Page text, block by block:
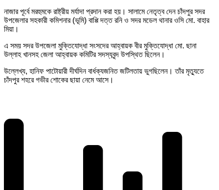
নাজার পূর্বে মরহুমকে রাষ্ট্রীয় মর্যাদা প্রদান করা হয়। সালামে নেতৃত্ব দেন চাঁদপুর সদর
উপজেলার সহকারী কমিশনার (ভূমি) বাপ্পি দত্ত রনি ও সদর মডেল থানার ওসি মো. বাহার
মিয়া।
এ সময় সদর উপজেলা মুক্তিযোদ্ধা সংসদের আহ্বায়ক বীর মুক্তিযোদ্ধা মো. ছানা
উল্লাহ খানসহ জেলা আহ্বায়ক কমিটির সদস্যবৃন্দ উপস্থিত ছিলেন।
উল্লেখ্য, হানিফ পাটোয়ারী দীর্ঘদিন বার্ধক্যজনিত জটিলতায় ভুগছিলেন। তাঁর মৃত্যুতে
চাঁদপুর শহরে গভীর শোকের ছায়া নেমে আসে।